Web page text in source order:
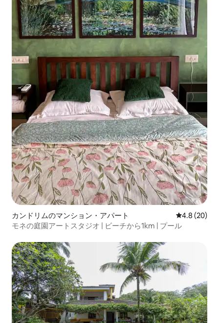
カンドリムのマンション・アパート レビュー20
4.8 (20)
モネの庭園アートスタジオ | ビーチから1km | プール